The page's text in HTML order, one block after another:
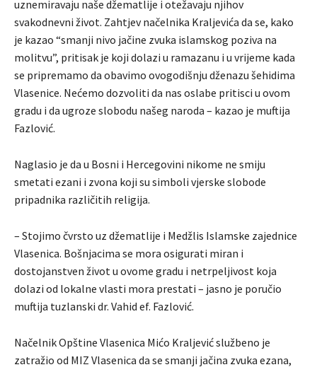
uznemiravaju naše džematlije i otežavaju njihov
svakodnevni život. Zahtjev načelnika Kraljevića da se, kako
je kazao “smanji nivo jačine zvuka islamskog poziva na
molitvu”, pritisak je koji dolazi u ramazanu i u vrijeme kada
se pripremamo da obavimo ovogodišnju dženazu šehidima
Vlasenice. Nećemo dozvoliti da nas oslabe pritisci u ovom
gradu i da ugroze slobodu našeg naroda – kazao je muftija
Fazlović.
Naglasio je da u Bosni i Hercegovini nikome ne smiju
smetati ezani i zvona koji su simboli vjerske slobode
pripadnika različitih religija.
– Stojimo čvrsto uz džematlije i Medžlis Islamske zajednice
Vlasenica. Bošnjacima se mora osigurati miran i
dostojanstven život u ovome gradu i netrpeljivost koja
dolazi od lokalne vlasti mora prestati – jasno je poručio
muftija tuzlanski dr. Vahid ef. Fazlović.
Načelnik Opštine Vlasenica Mićo Kraljević službeno je
zatražio od MIZ Vlasenica da se smanji jačina zvuka ezana,